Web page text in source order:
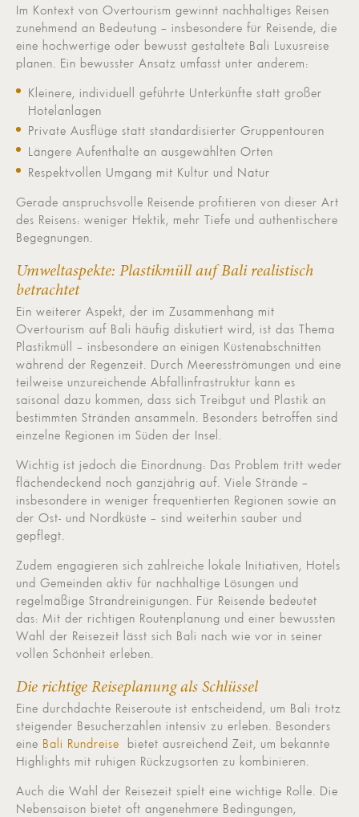
Im Kontext von Overtourism gewinnt nachhaltiges Reisen
zunehmend an Bedeutung – insbesondere für Reisende, die
eine hochwertige oder bewusst gestaltete Bali Luxusreise
planen. Ein bewusster Ansatz umfasst unter anderem:
Kleinere, individuell geführte Unterkünfte statt großer
Hotelanlagen
Private Ausflüge statt standardisierter Gruppentouren
Längere Aufenthalte an ausgewählten Orten
Respektvollen Umgang mit Kultur und Natur
Gerade anspruchsvolle Reisende profitieren von dieser Art
des Reisens: weniger Hektik, mehr Tiefe und authentischere
Begegnungen.
Umweltaspekte: Plastikmüll auf Bali realistisch
betrachtet
Ein weiterer Aspekt, der im Zusammenhang mit
Overtourism auf Bali häufig diskutiert wird, ist das Thema
Plastikmüll – insbesondere an einigen Küstenabschnitten
während der Regenzeit. Durch Meeresströmungen und eine
teilweise unzureichende Abfallinfrastruktur kann es
saisonal dazu kommen, dass sich Treibgut und Plastik an
bestimmten Stränden ansammeln. Besonders betroffen sind
einzelne Regionen im Süden der Insel.
Wichtig ist jedoch die Einordnung: Das Problem tritt weder
flächendeckend noch ganzjährig auf. Viele Strände –
insbesondere in weniger frequentierten Regionen sowie an
der Ost- und Nordküste – sind weiterhin sauber und
gepflegt.
Zudem engagieren sich zahlreiche lokale Initiativen, Hotels
und Gemeinden aktiv für nachhaltige Lösungen und
regelmäßige Strandreinigungen. Für Reisende bedeutet
das: Mit der richtigen Routenplanung und einer bewussten
Wahl der Reisezeit lässt sich Bali nach wie vor in seiner
vollen Schönheit erleben.
Die richtige Reiseplanung als Schlüssel
Eine durchdachte Reiseroute ist entscheidend, um Bali trotz
steigender Besucherzahlen intensiv zu erleben. Besonders
eine Bali Rundreise bietet ausreichend Zeit, um bekannte
Highlights mit ruhigen Rückzugsorten zu kombinieren.
Auch die Wahl der Reisezeit spielt eine wichtige Rolle. Die
Nebensaison bietet oft angenehmere Bedingungen,